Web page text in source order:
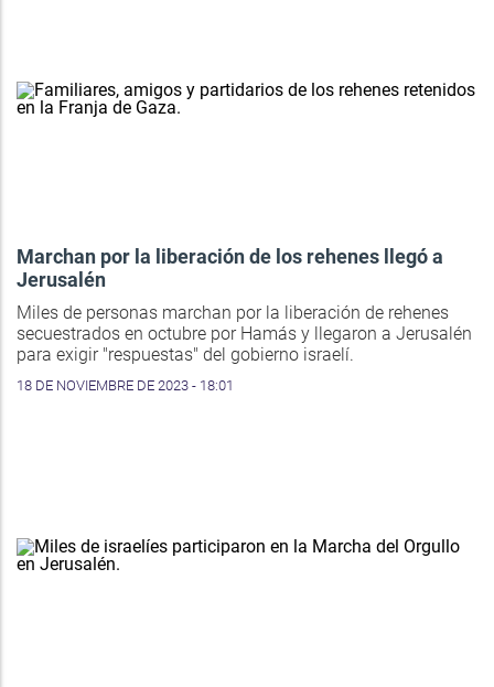
Marchan por la liberación de los rehenes llegó a
Jerusalén
Miles de personas marchan por la liberación de rehenes
secuestrados en octubre por Hamás y llegaron a Jerusalén
para exigir "respuestas" del gobierno israelí.
18 DE NOVIEMBRE DE 2023 - 18:01